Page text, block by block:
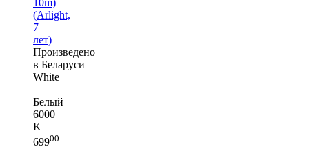
(Arlight,
7
лет)
Произведено
в Беларуси
White
|
Белый
6000
K
69900